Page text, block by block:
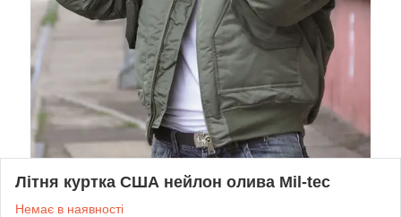
Літня куртка США нейлон олива Mil-tec
Немає в наявності